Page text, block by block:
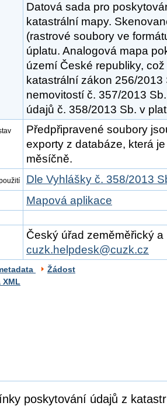
Datová sada pro
katastrální mapy.
(rastrové soubory ve
úplatu. Analogová mapa
území České republiky,
katastrální zákon 256/
nemovitostí č. 357/2013
údajů č. 358/2013 Sb. v
Předpřipravené soubory
exporty z databáze, která
měsíčně.
Dle Vyhlášky č. 358/2013
Mapová aplikace
Český úřad zeměměřický
cuzk.helpdesk@cuzk.cz
Žádost
XML
poskytování údajů z